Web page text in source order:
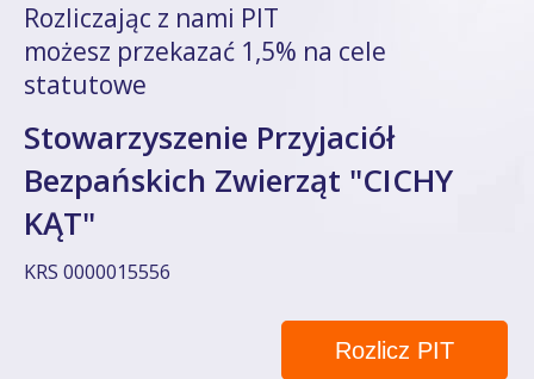
Rozliczając z nami PIT
możesz przekazać 1,5% na cele
statutowe
Stowarzyszenie Przyjaciół
Bezpańskich Zwierząt "CICHY
KĄT"
KRS 0000015556
Rozlicz PIT